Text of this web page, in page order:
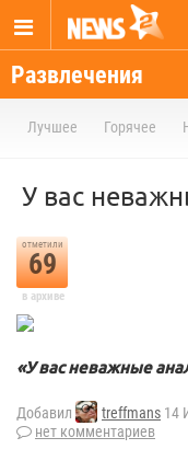
Развлечения
Лучшее Горячее
У вас
отметили
69
в архиве
«У вас неважные
Добавил treffmans 14
нет комментариев